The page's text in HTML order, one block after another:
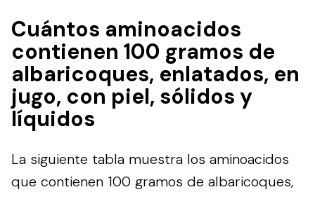
Cuántos aminoacidos
contienen 100 gramos de
albaricoques, enlatados, en
jugo, con piel, sólidos y
líquidos
La siguiente tabla muestra los aminoacidos
que contienen 100 gramos de albaricoques,